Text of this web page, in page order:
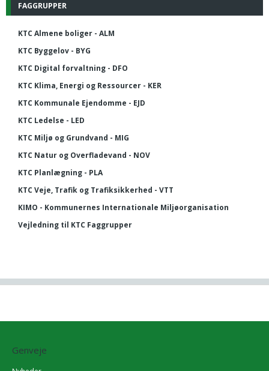
FAGGRUPPER
KTC Almene boliger - ALM
KTC Byggelov - BYG
KTC Digital forvaltning - DFO
KTC Klima, Energi og Ressourcer - KER
KTC Kommunale Ejendomme - EJD
KTC Ledelse - LED
KTC Miljø og Grundvand - MIG
KTC Natur og Overfladevand - NOV
KTC Planlægning - PLA
KTC Veje, Trafik og Trafiksikkerhed - VTT
KIMO - Kommunernes Internationale Miljøorganisation
Vejledning til KTC Faggrupper
Genveje